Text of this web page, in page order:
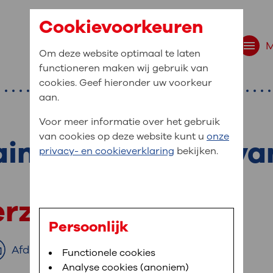
navigatie
bent u naar op
,MijnOLVG,Digitalisering
In MijnOLVG kunt u uw medische
het u uitkomt. OLVG breidt MijnOLVG
met hulp
Afdrukken
Cookievoorkeuren
Om deze website optimaal te laten
functioneren maken wij gebruik van
cookies. Geef hieronder uw voorkeur
aan.
Voor meer informatie over het gebruik
van cookies op deze website kunt u onze
privacy- en cookieverklaring bekijken.
Persoonlijk
Functionele cookies
Analyse cookies (anoniem)